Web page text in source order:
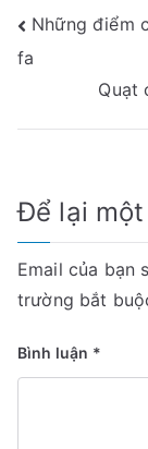
Điều
hướng
bài
Những điểm
fa
Quạt
Để lại
Email của bạn
trường bắt
Bình luận *